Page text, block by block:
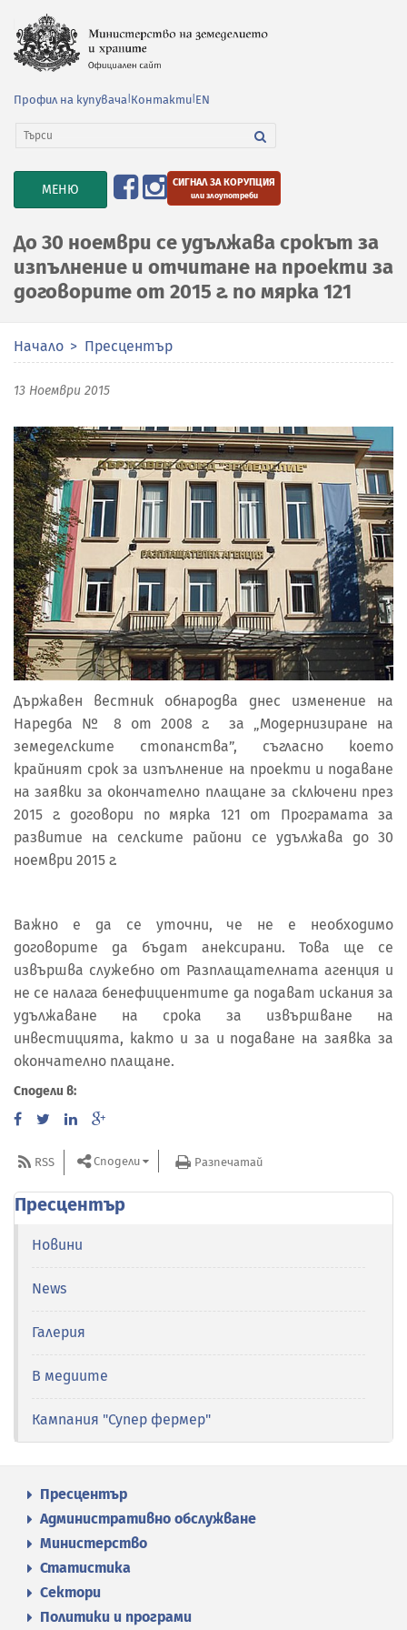
Профил на купувача Контакти EN
TOGGLE
NAVIGATION
МЕНЮ СИГНАЛ ЗА КОРУПЦИЯ
или злоупотреби
До 30 ноември се удължава срокът за
изпълнение и отчитане на проекти за
договорите от 2015 г. по мярка 121
Начало Пресцентър
13 Ноември 2015
Държавен вестник обнародва днес изменение на
Наредба № 8 от 2008 г. за „Модернизиране на
земеделските стопанства”, съгласно което
крайният срок за изпълнение на проекти и подаване
на заявки за окончателно плащане за сключени през
2015 г. договори по мярка 121 от Програмата за
развитие на селските райони се удължава до 30
ноември 2015 г.
Важно е да се уточни, че не е необходимо
договорите да бъдат анексирани. Това ще се
извършва служебно от Разплащателната агенция и
не се налага бенефициентите да подават искания за
удължаване на срока за извършване на
инвестицията, както и за и подаване на заявка за
окончателно плащане.
Сподели в:
RSS Сподели Разпечатай
Пресцентър
Новини
News
Галерия
В медиите
Кампания "Супер фермер"
Пресцентър
Административно обслужване
Министерство
Статистика
Сектори
Политики и програми